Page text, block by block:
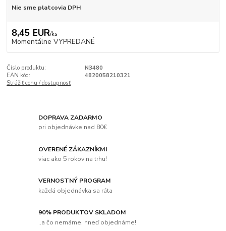
Nie sme platcovia DPH
8,45 EUR/ks
Momentálne VYPREDANÉ
Číslo produktu:
N3480
EAN kód:
4820058210321
Strážiť cenu / dostupnosť
DOPRAVA ZADARMO
pri objednávke nad 80€
OVERENÉ ZÁKAZNÍKMI
viac ako 5 rokov na trhu!
VERNOSTNÝ PROGRAM
každá objednávka sa ráta
90% PRODUKTOV SKLADOM
..a čo nemáme, hneď objednáme!